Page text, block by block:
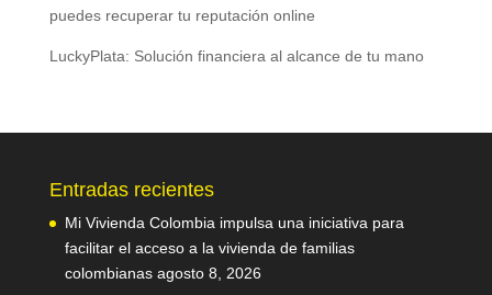
puedes recuperar tu reputación online
LuckyPlata: Solución financiera al alcance de tu mano
Entradas recientes
Mi Vivienda Colombia impulsa una iniciativa para
facilitar el acceso a la vivienda de familias
colombianas agosto 8, 2026